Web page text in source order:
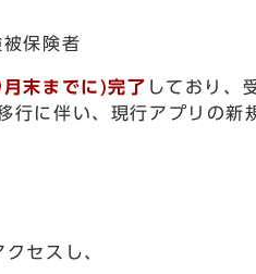
保険者
末までに)完了 しており、
に伴い、現行アプリの
クセスし、